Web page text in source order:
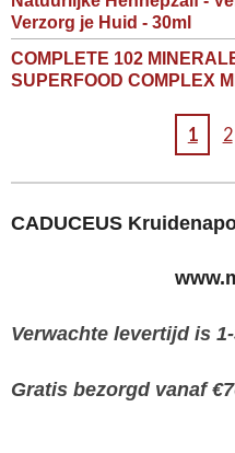
Verzorg je Huid - 30ml
COMPLETE 102
SUPERFOOD COMPLEX
1 2
CADUCEUS
Verwachte levertijd is
Gratis bezorgd vanaf